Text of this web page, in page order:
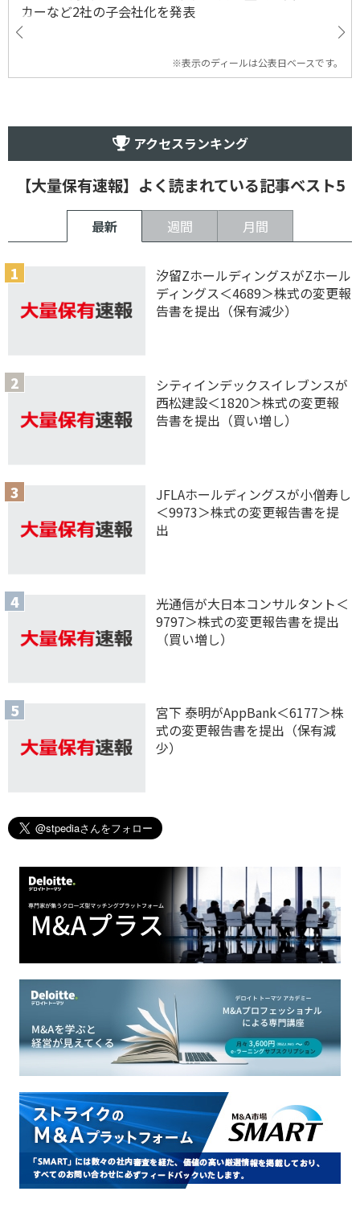
カーなど2社の子会社化を発表
※表示のディールは公表日ベースです。
アクセスランキング
【大量保有速報】よく読まれている記事ベスト5
最新 週間 月間
汐留ZホールディングスがZホール
ディングス＜4689＞株式の変更報
告書を提出（保有減少）
シティインデックスイレブンスが
西松建設＜1820＞株式の変更報
告書を提出（買い増し）
JFLAホールディングスが小僧寿し
＜9973＞株式の変更報告書を提
出
光通信が大日本コンサルタント＜
9797＞株式の変更報告書を提出
（買い増し）
宮下 泰明がAppBank＜6177＞株
式の変更報告書を提出（保有減
少）